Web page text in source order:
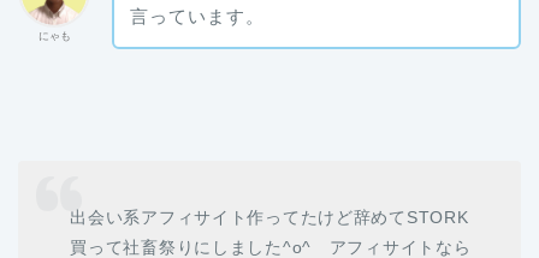
にゃも
言っています。
出会い系アフィサイト作ってたけど辞めてSTORK
買って社畜祭りにしました^o^ アフィサイトなら